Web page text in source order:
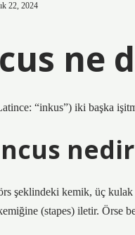
22, 2024
ne
“inkus”) iki başka
şeklindeki kemik, üç kulak
(stapes) iletir. Örse